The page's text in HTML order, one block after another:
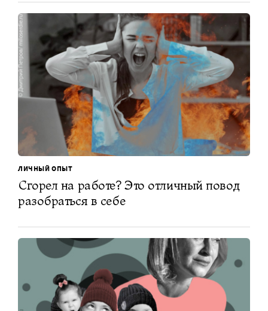
ЛИЧНЫЙ ОПЫТ
Сгорел на работе? Это отличный повод
разобраться в себе